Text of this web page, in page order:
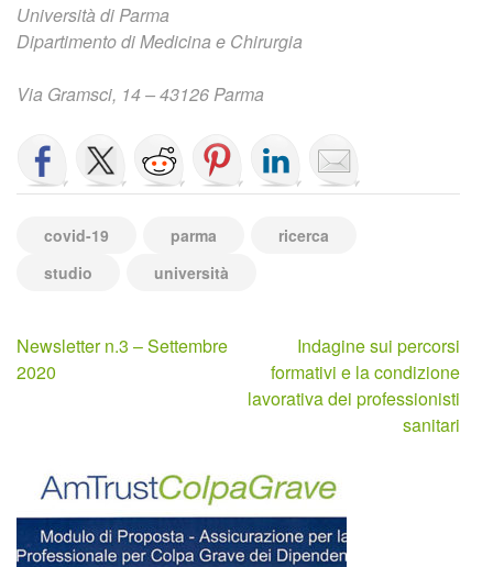
Università di Parma
Dipartimento di Medicina e Chirurgia
Via Gramsci, 14 – 43126 Parma
covid-19 parma
ricerca
studio
università
Navigazione
articoli
Newsletter n.3 – Settembre
2020
Indagine sui percorsi
formativi e la condizione
lavorativa dei professionisti
sanitari